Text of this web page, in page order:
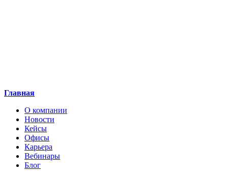
Главная
О компании
Новости
Кейсы
Офисы
Карьера
Вебинары
Блог